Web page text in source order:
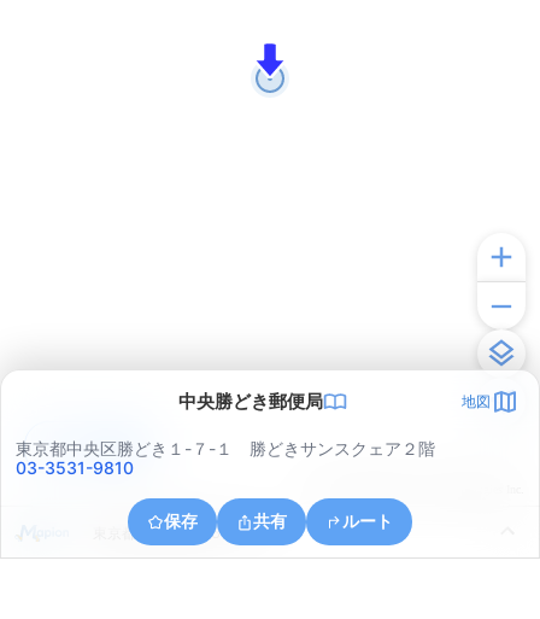
中央勝どき郵便局 地図
東京都中央区勝どき１-７-１ 勝どきサンスクェア２階
03-3531-9810
保存 共有 ルート
東京都中央区晴海５丁目５
アプリで見る